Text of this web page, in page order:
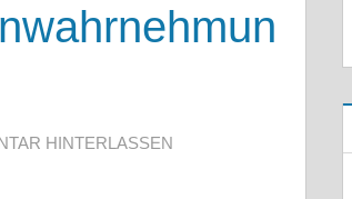
HINTERLASSEN